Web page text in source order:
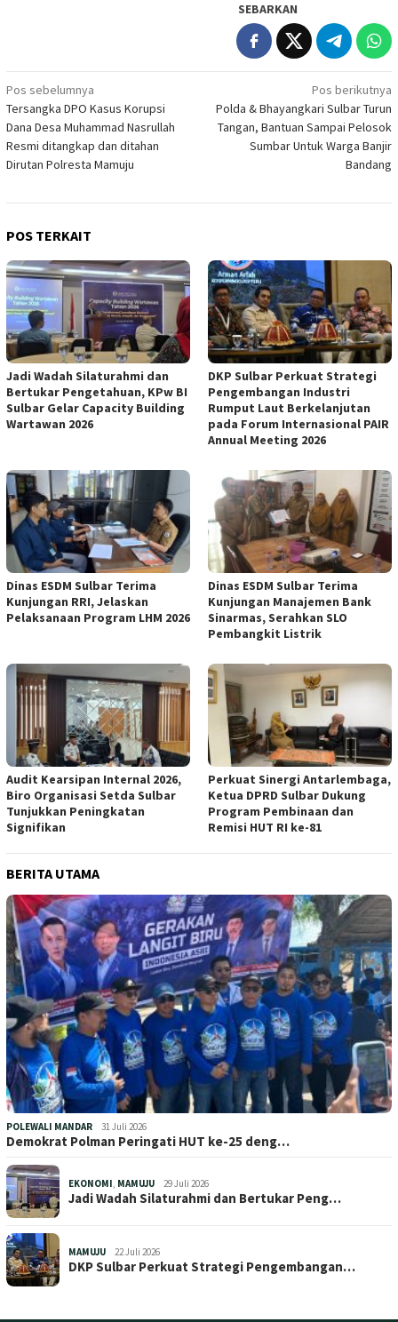
SEBARKAN
Navigasi
pos
Pos sebelumnya
Tersangka DPO Kasus Korupsi
Dana Desa Muhammad Nasrullah
Resmi ditangkap dan ditahan
Dirutan Polresta Mamuju
Pos berikutnya
Polda & Bhayangkari Sulbar Turun
Tangan, Bantuan Sampai Pelosok
Sumbar Untuk Warga Banjir
Bandang
POS TERKAIT
Jadi Wadah Silaturahmi dan
Bertukar Pengetahuan, KPw BI
Sulbar Gelar Capacity Building
Wartawan 2026
DKP Sulbar Perkuat Strategi
Pengembangan Industri
Rumput Laut Berkelanjutan
pada Forum Internasional PAIR
Annual Meeting 2026
Dinas ESDM Sulbar Terima
Kunjungan RRI, Jelaskan
Pelaksanaan Program LHM 2026
Dinas ESDM Sulbar Terima
Kunjungan Manajemen Bank
Sinarmas, Serahkan SLO
Pembangkit Listrik
Audit Kearsipan Internal 2026,
Biro Organisasi Setda Sulbar
Tunjukkan Peningkatan
Signifikan
Perkuat Sinergi Antarlembaga,
Ketua DPRD Sulbar Dukung
Program Pembinaan dan
Remisi HUT RI ke-81
BERITA UTAMA
POLEWALI MANDAR 31 Juli 2026
Demokrat Polman Peringati HUT ke-25 deng…
EKONOMI, MAMUJU 29 Juli 2026
Jadi Wadah Silaturahmi dan Bertukar Peng…
MAMUJU 22 Juli 2026
DKP Sulbar Perkuat Strategi Pengembangan…